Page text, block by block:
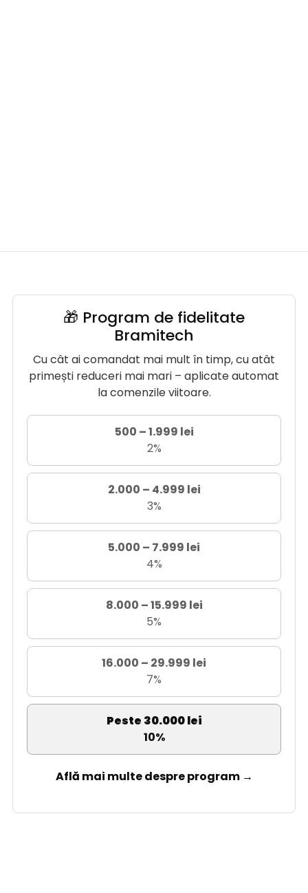
🎁 Program de fidelitate
Bramitech
Cu cât ai comandat mai mult în timp, cu atât
primești reduceri mai mari – aplicate automat
la comenzile viitoare.
500 – 1.999 lei
2%
2.000 – 4.999 lei
3%
5.000 – 7.999 lei
4%
8.000 – 15.999 lei
5%
16.000 – 29.999 lei
7%
Peste 30.000 lei
10%
Află mai multe despre program →